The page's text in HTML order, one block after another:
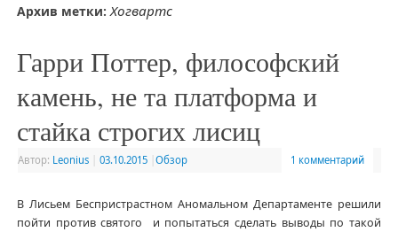
Архив метки:Хогвартс
Гарри Поттер, философский
камень, не та платформа и
стайка строгих лисиц
Автор: Leonius 03.10.2015 Обзор 1 комментарий
В Лисьем Беспристрастном Аномальном Департаменте решили
пойти против святого и попытаться сделать выводы по такой